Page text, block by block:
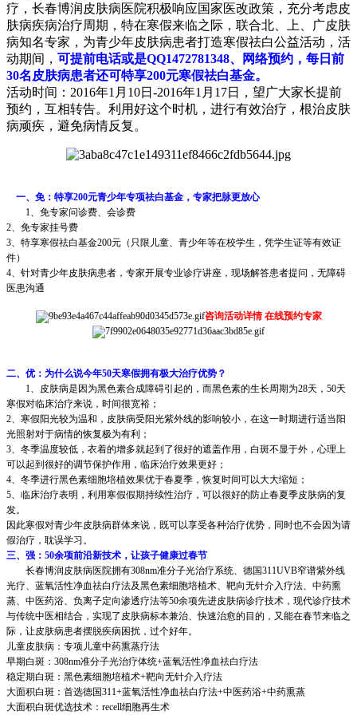
疗，长春博润皮肤病医院积极响应国家医改政策，充分考虑皮
肤病疾病治疗周期，特在寒假来临之际，联合北、上、广皮肤
病知名专家，为青少年皮肤病患者打造寒假祛白公益活动，活
动期间， 可提前电话或是QQ1472781348、网络预约，每日前
30名皮肤病患者还可特享200元寒假祛白基金。
活动时间：2016年1月10日-2016年1月17日，望广大家长提前
预约，互相转告。利用好这个时机，进行有效治疗，根治皮肤
病顽疾，避免病情反复。
一、免：特享200元青少年专项祛白基金，专家把脉更放心
1、免专家问诊费、会诊费
2、免专家挂号费
3、特享寒假祛白基金200元（只限儿童、青少年等在校学生，凭学生证等有效证
件）
4、针对青少年皮肤病患者，专家开展专业诊疗讲座，现场解答患者提问，无障碍
医患沟通
咨询活动详情 在线预约专家
二、优：为什么说今年50天寒假拥有极大治疗优势？
1、皮肤病是因为黑色素合成障碍引起的，而黑色素的生长周期为28天，50天
寒假对临床治疗来说，时间很宽裕；
2、寒假阳光较为温和，皮肤病受阳光紫外线的影响较小，在这一时期进行适当阳
光照射对于病情的恢复极为有利；
3、冬季温度较低，衣着的增多就起到了很好的遮盖作用，白斑不显于外，心理上
可以起到很好的调节保护作用，临床治疗效果更好；
4、冬季进行黑色素细胞培植效果优于春夏季，恢复时间可以大大缩短；
5、临床治疗表明，利用寒假假期持续性治疗，可以很好的防止春夏季皮肤病的复
发。
因此寒假对青少年皮肤病群体来说，既可以享受各种治疗优势，同时也不会因为请
假治疗，耽误学习。
三、强：50余项前沿新技术，让孩子健康过春节
长春博润皮肤病医院拥有308nm准分子光治疗系统、德国311UVB窄谱紫外线
光疗、蓝氧活性净血祛白疗法及黑色素细胞培植术、靶向无针介入疗法、中药熏
蒸、中医药浴、负离子定向渗透疗法等50余项先进皮肤病诊疗技术，现代诊疗技术
与传统中医相结合，实现了皮肤病标本兼治、快速治愈的目的，又能在春节来临之
际，让皮肤病患者摆脱疾病困扰，过个好年。
儿童皮肤病：专项儿童中药熏蒸疗法
早期白斑：308nm准分子光治疗体统+蓝氧活性净血祛白疗法
稳定期白斑：黑色素细胞培植术+靶向无针介入疗法
大面积白斑：首选德国311+蓝氧活性净血祛白疗法+中医药浴+中药熏蒸
大面积白斑优选技术：recell细胞再生术